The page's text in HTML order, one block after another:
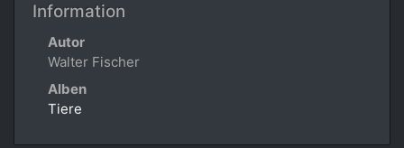
Information
Autor
Walter Fischer
Alben
Tiere